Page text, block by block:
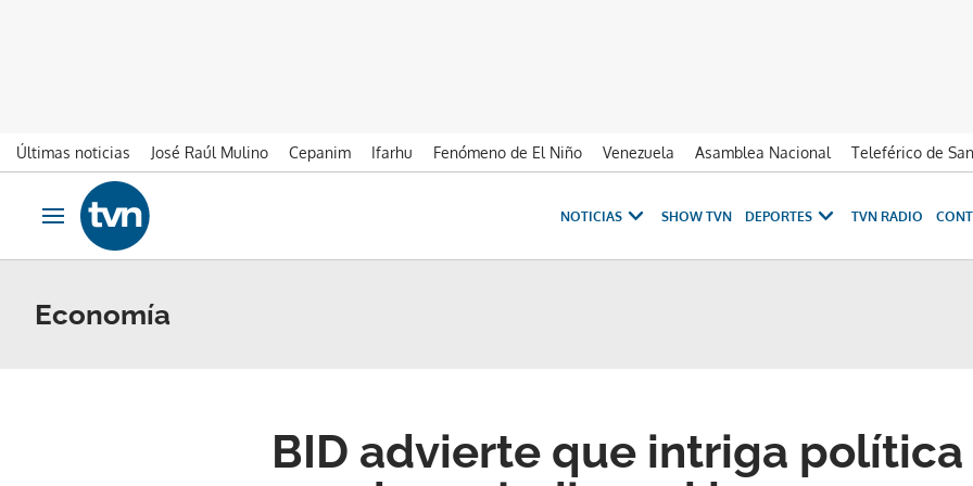
Últimas noticias José Raúl Mulino Cepanim Ifarhu Fenómeno de El Niño Venezuela Asamblea Nacional Teleférico de
Ir al contenido
Obrir navegació
NOTICIAS SHOW TVN DEPORTES TVN RADIO
Economía
BID advierte que intriga política